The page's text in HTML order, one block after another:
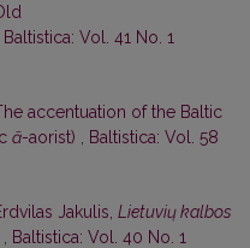
Baltistica: Vol. 41 No. 1
accentuation of the Baltic
ā-aorist)
Baltistica: Vol. 58
Jakulis, Lietuvių kalbos
Baltistica: Vol. 40 No. 1